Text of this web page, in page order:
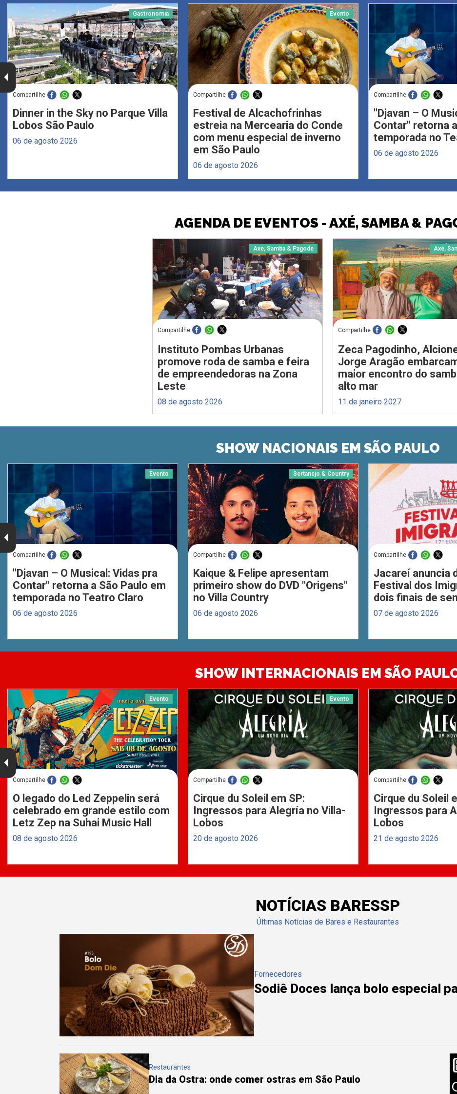
Gastronomia
Compartilhe
Dinner in the Sky no Parque Villa
Lobos São Paulo
06 de agosto 2026
Evento
Compartilhe
Festival de Alcachofrinhas
estreia na Mercearia do Conde
com menu especial de inverno
em São Paulo
06 de agosto 2026
Compartilhe
"Djavan – O
Contar" retorna
temporada no
06 de agosto 2026
AGENDA DE EVENTOS - AXÉ, SAMBA &
Axé, Samba & Pagode
Compartilhe
Instituto Pombas Urbanas
promove roda de samba e feira
de empreendedoras na Zona
Leste
08 de agosto 2026
Axé,
Compartilhe
Zeca Pagodinho,
Jorge Aragão
maior encontro do
alto mar
11 de janeiro 2027
SHOW NACIONAIS EM SÃO PAULO
Evento
Compartilhe
"Djavan – O Musical: Vidas pra
Contar" retorna a São Paulo em
temporada no Teatro Claro
06 de agosto 2026
Sertanejo & Country
Compartilhe
Kaique & Felipe apresentam
primeiro show do DVD "Origens"
no Villa Country
06 de agosto 2026
Compartilhe
Jacareí anuncia
Festival dos
dois finais de
07 de agosto 2026
SHOW INTERNACIONAIS EM SÃO
Evento
Compartilhe
O legado do Led Zeppelin será
celebrado em grande estilo com
Letz Zep na Suhai Music Hall
08 de agosto 2026
Evento
Compartilhe
Cirque du Soleil em SP:
Ingressos para Alegría no Villa-
Lobos
20 de agosto 2026
Compartilhe
Cirque du Soleil
Ingressos para
Lobos
21 de agosto 2026
NOTÍCIAS BARESSP
Últimas Notícias de Bares e Restaurantes
Fornecedores
Sodiê Doces lança bolo especial
Restaurantes
Dia da Ostra: onde comer ostras em São Paulo